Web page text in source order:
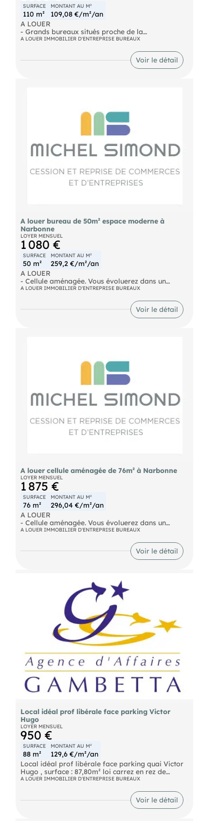
SURFACE
110 m²
MONTANT AU M²
109,08 €/m²/an
A LOUER
- Grands bureaux situés proche de la
médiathèque. Les locaux sont propres et équipés
disponible. Dossier sur demande, nous consulter.
Loyer mensuel : 1.000€
A LOUER IMMOBILIER D'ENTREPRISE BUREAUX
Voir le détail
A louer bureau de 50m² espace moderne à
Narbonne
LOYER MENSUEL
1 080 €
SURFACE
50 m²
MONTANT AU M²
259,2 €/m²/an
A LOUER
- Cellule aménagée. Vous évoluerez dans un
espace ce travail confortable. Concept innovant,
performance énergétique et gestion optimisée des
espaces et des coûts. Salle de sport, coin repas
avec terrasse. Loyer mensuel : 1.080€
A LOUER IMMOBILIER D'ENTREPRISE BUREAUX
Voir le détail
A louer cellule aménagée de 76m² à Narbonne
LOYER MENSUEL
1 875 €
SURFACE
76 m²
MONTANT AU M²
296,04 €/m²/an
A LOUER
- Cellule aménagée. Vous évoluerez dans un
espace ce travail confortable. Concept innovant,
performance énergétique et gestion optimisée des
espaces et des coûts. Salle de sport, coin repas
avec terrasse. Loyer mensuel : 1.875€
A LOUER IMMOBILIER D'ENTREPRISE BUREAUX
Voir le détail
Local idéal prof libérale face parking Victor
Hugo
LOYER MENSUEL
950 €
SURFACE
88 m²
MONTANT AU M²
129,6 €/m²/an
Local idéal prof libérale face parking quai Victor
Hugo , surface : 87,80m² loi carrez en rez de
chaussée avec vitrine - climatisé, en parfait état,
A LOUER IMMOBILIER D'ENTREPRISE BUREAUX
Voir le détail